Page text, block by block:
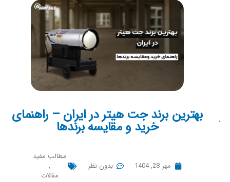
بهترین برند جت هیتر در ایران – راهنمای
خرید و مقایسه برندها
مهر 28, 1404 بدون نظر
مطالب مفید
مقالات